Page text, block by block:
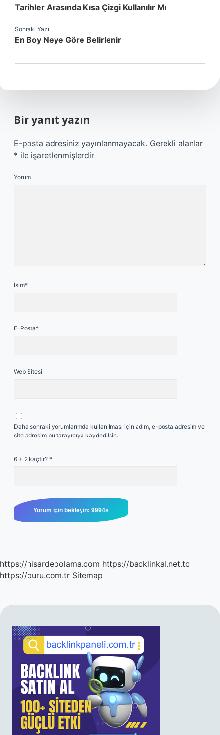
Tarihler Arasında Kısa Çizgi Kullanılır Mı
Sonraki Yazı
En Boy Neye Göre Belirlenir
Bir yanıt yazın
E-posta adresiniz yayınlanmayacak. Gerekli alanlar
* ile işaretlenmişlerdir
Yorum
İsim*
E-Posta*
Web Sitesi
Daha sonraki yorumlarımda kullanılması için adım, e-posta adresim ve
site adresim bu tarayıcıya kaydedilsin.
6 + 2 kaçtır? *
https://hisardepolama.com https://backlinkal.net.tc
https://buru.com.tr Sitemap
SIDEBAR